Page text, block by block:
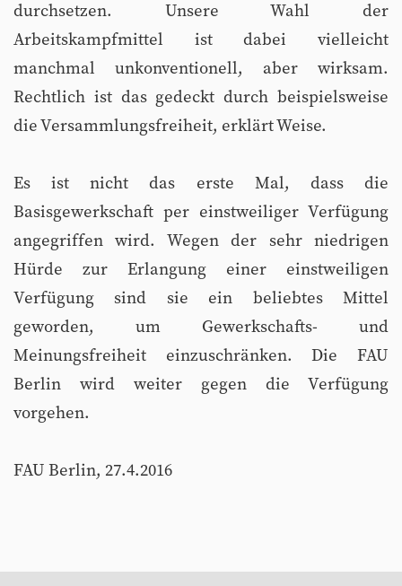
durchsetzen. Unsere Wahl der
Arbeitskampfmittel ist dabei vielleicht
manchmal unkonventionell, aber wirksam.
Rechtlich ist das gedeckt durch beispielsweise
die Versammlungsfreiheit, erklärt Weise.
Es ist nicht das erste Mal, dass die
Basisgewerkschaft per einstweiliger Verfügung
angegriffen wird. Wegen der sehr niedrigen
Hürde zur Erlangung einer einstweiligen
Verfügung sind sie ein beliebtes Mittel
geworden, um Gewerkschafts- und
Meinungsfreiheit einzuschränken. Die FAU
Berlin wird weiter gegen die Verfügung
vorgehen.
FAU Berlin, 27.4.2016